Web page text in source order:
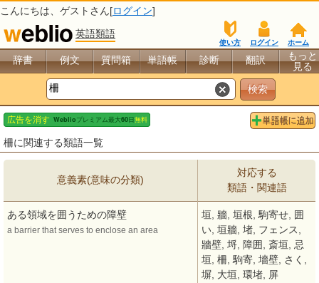
こんにちは、 ゲスト さん[ログイン]
英語類語
ホーム
ログイン
使い方
辞書 例文 質問箱 単語帳 診断 翻訳
もっと
見る
柵に関連する類語一覧
意義素(意味の分類)
対応する
類語・関連語
ある領域を囲うための障壁
a barrier that serves to enclose an area
垣, 牆, 垣根, 駒寄せ, 囲
い, 垣牆, 堵, フェンス,
牆壁, 埒, 障囲, 斎垣, 忌
垣, 柵, 駒寄, 墻壁, さく,
塀, 大垣, 環堵, 屏